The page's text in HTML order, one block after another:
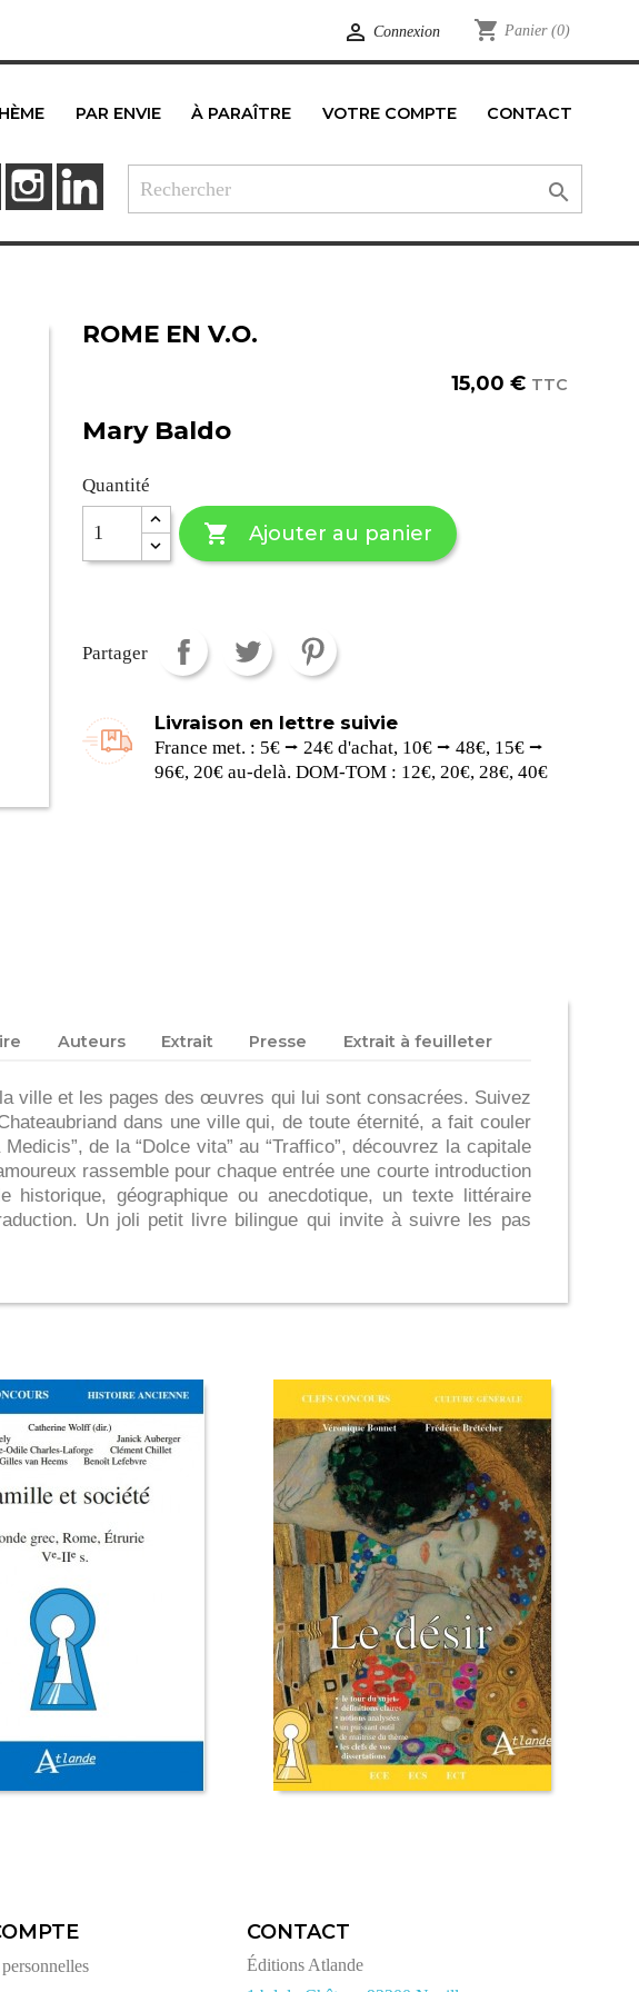
 Connexion shopping_cart Panier (0)
PAR ENVIE À PARAÎTRE VOTRE COMPTE CONTACT
Twitter Instagram

ROME EN V.O.
15,00 € TTC
Mary Baldo
Quantité
 Ajouter au panier
Partager
Livraison en lettre suivie
France met. : 5€ ⭢ 24€ d'achat, 10€ ⭢ 48€, 15€ ⭢
96€, 20€ au-delà. DOM-TOM : 12€, 20€, 28€, 40€
Auteurs Extrait Presse Extrait à feuilleter
ville et les pages des œuvres qui lui sont consacrées. Suivez
dans une ville qui, de toute éternité, a fait couler
Medicis”, de la “Dolce vita” au “Traffico”, découvrez la capitale
rassemble pour chaque entrée une courte introduction
géographique ou anecdotique, un texte littéraire
Un joli petit livre bilingue qui invite à suivre les pas
CONTACT
Éditions Atlande